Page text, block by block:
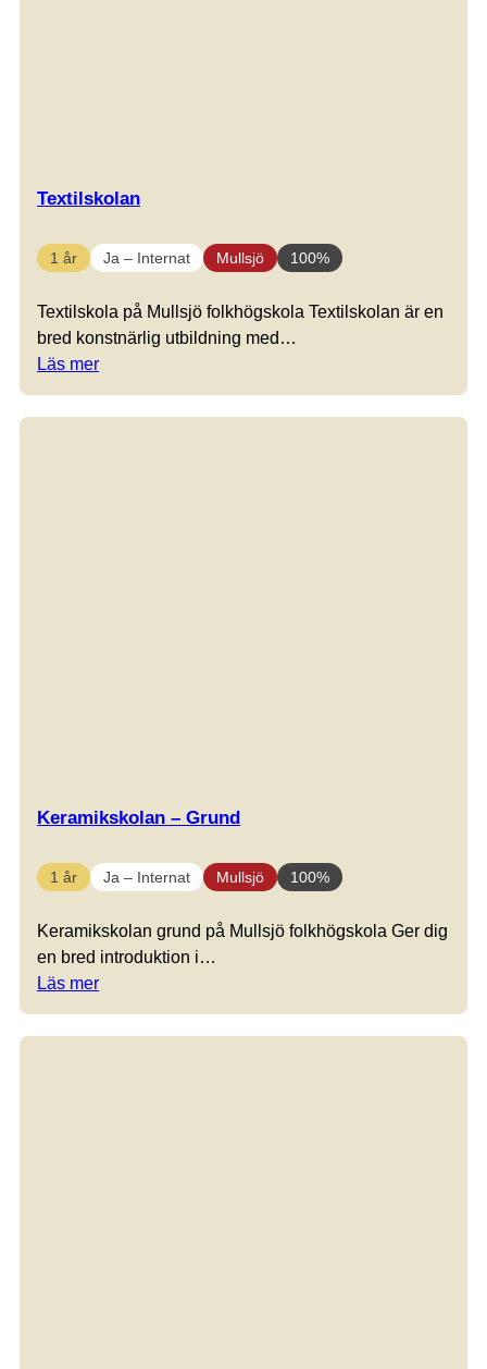
Textilskolan
1 år Ja – Internat Mullsjö 100%
Textilskola på Mullsjö folkhögskola Textilskolan är en
bred konstnärlig utbildning med…
Läs mer
Keramikskolan – Grund
1 år Ja – Internat Mullsjö 100%
Keramikskolan grund på Mullsjö folkhögskola Ger dig
en bred introduktion i…
Läs mer